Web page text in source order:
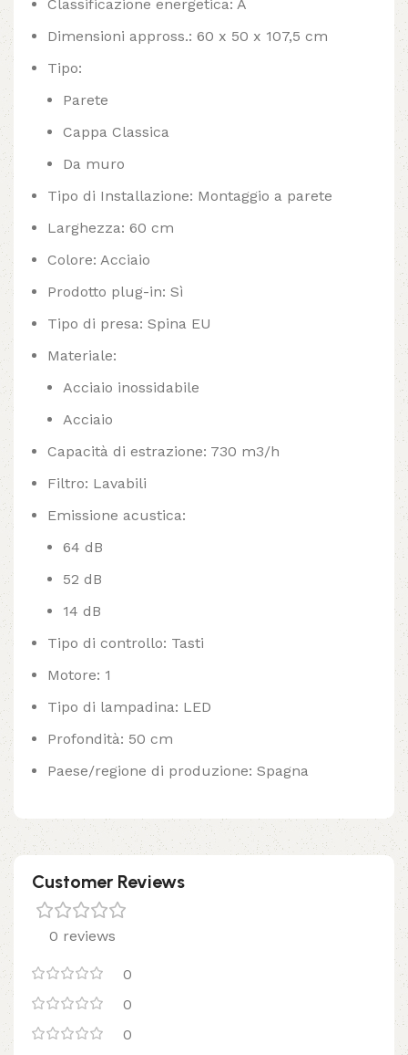
Classificazione energetica: A
Dimensioni appross.: 60 x 50 x 107,5 cm
Tipo:
Parete
Cappa Classica
Da muro
Tipo di Installazione: Montaggio a parete
Larghezza: 60 cm
Colore: Acciaio
Prodotto plug-in: Sì
Tipo di presa: Spina EU
Materiale:
Acciaio inossidabile
Acciaio
Capacità di estrazione: 730 m3/h
Filtro: Lavabili
Emissione acustica:
64 dB
52 dB
14 dB
Tipo di controllo: Tasti
Motore: 1
Tipo di lampadina: LED
Profondità: 50 cm
Paese/regione di produzione: Spagna
Customer Reviews
0 reviews
0
0
0